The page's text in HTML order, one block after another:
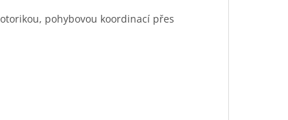
pohybovou koordinací přes